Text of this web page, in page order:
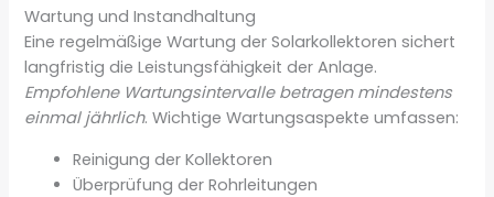
Wartung und Instandhaltung
Eine regelmäßige Wartung der Solarkollektoren sichert
langfristig die Leistungsfähigkeit der Anlage.
Empfohlene Wartungsintervalle betragen mindestens
einmal jährlich. Wichtige Wartungsaspekte umfassen:
Reinigung der Kollektoren
Überprüfung der Rohrleitungen